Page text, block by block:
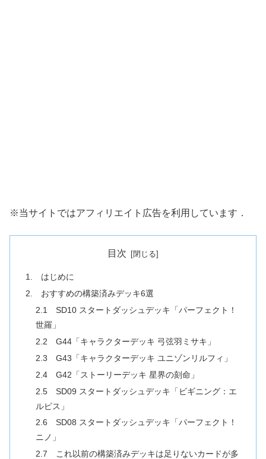
※当サイトではアフィリエイト広告を利用しています．
目次
1. はじめに
2. おすすめの構築済みデッキ6選
2.1 SD10 スタートダッシュデッキ「パーフェクト！
世羅」
2.2 G44「キャラクターデッキ 弓弦羽ミサキ」
2.3 G43「キャラクターデッキ ユニゾンリルフィ」
2.4 G42「ストーリーデッキ 星界の刻命」
2.5 SD09 スタートダッシュデッキ「ビギニング：エ
ルピス」
2.6 SD08 スタートダッシュデッキ「パーフェクト！
ニノ」
2.7 これ以前の構築済みデッキは足りないカードが多